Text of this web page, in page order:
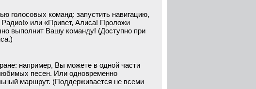
голосовых команд: запустить навигацию,
Радио!» или «Привет, Алиса! Проложи
выполнит Вашу команду! (Доступно при
например, Вы можете в одной части
песен. Или одновременно
маршрут. (Поддерживается не всеми